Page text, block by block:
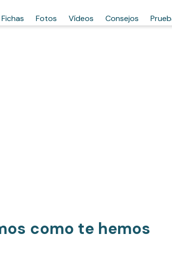
Fichas Fotos Vídeos Consejos
como te hemos